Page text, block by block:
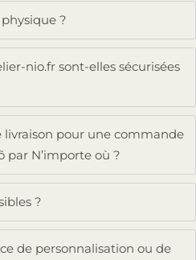
?
nio.fr sont-elles sécurisées
livraison pour une commande
par N’importe où ?
?
de personnalisation ou de